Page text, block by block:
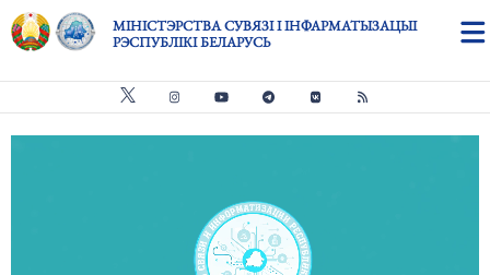
Skip to main content
МІНІСТЭРСТВА СУВЯЗІ І ІНФАРМАТЫЗАЦЫІ
РЭСПУБЛІКІ БЕЛАРУСЬ